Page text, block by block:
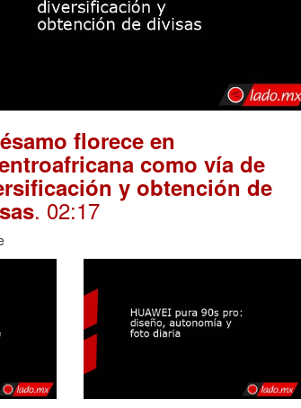
florece en
como vía de
y obtención de
. 02:17